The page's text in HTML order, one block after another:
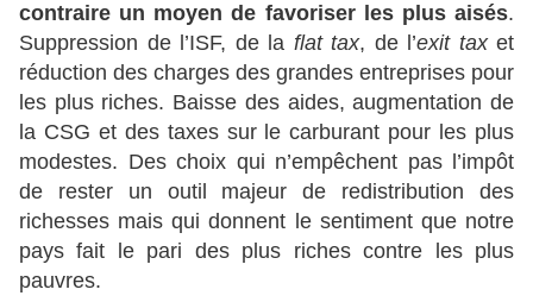
contraire un moyen de favoriser les plus aisés.
Suppression de l’ISF, de la flat tax, de l’exit taxet
réduction des charges des grandes entreprises pour
les plus riches. Baisse des aides, augmentation de
la CSG et des taxes sur le carburant pour les plus
modestes. Des choix qui n’empêchent pas l’impôt
de rester un outil majeur de redistribution des
richesses mais qui donnent le sentiment que notre
pays fait le pari des plus riches contre les plus
pauvres.